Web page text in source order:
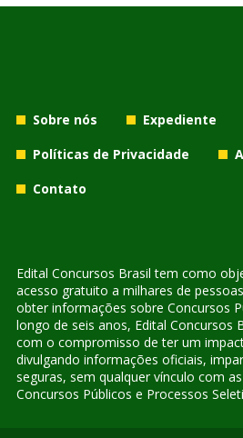
Sobre nós
Expediente
Políticas de Privacidade
Contato
Edital Concursos Brasil tem como
acesso gratuito a milhares de
obter informações sobre Concursos
longo de seis anos, Edital Concursos
com o compromisso de ter um
divulgando informações oficiais,
seguras, sem qualquer vínculo com
Concursos Públicos e Processos